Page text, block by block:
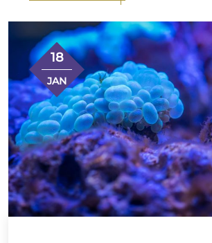
18
JAN